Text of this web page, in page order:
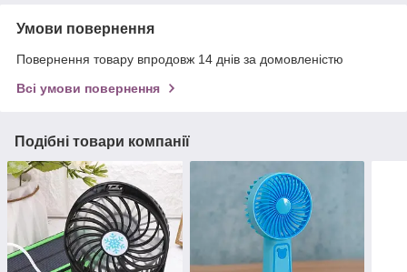
Умови повернення
Повернення товару впродовж 14 днів за домовленістю
Всі умови повернення
Подібні товари компанії